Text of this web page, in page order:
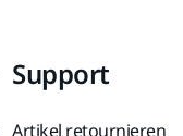
Support
Artikel retournieren